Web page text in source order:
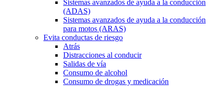
Sistemas avanzados de ayuda a la conducción
(ADAS)
Sistemas avanzados de ayuda a la conducción
para motos (ARAS)
Evita conductas de riesgo
Atrás
Distracciones al conducir
Salidas de vía
Consumo de alcohol
Consumo de drogas y medicación